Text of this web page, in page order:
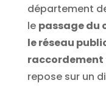
département
le passage du
le réseau
repose sur un